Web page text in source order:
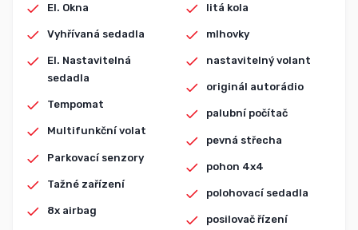
El. Okna
Vyhřívaná sedadla
El. Nastavitelná
sedadla
Tempomat
Multifunkční volat
Parkovací senzory
Tažné zařízení
8x airbag
litá kola
mlhovky
nastavitelný volant
originál autorádio
palubní počítač
pevná střecha
pohon 4x4
polohovací sedadla
posilovač řízení